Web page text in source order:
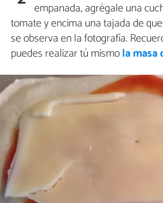
empanada, agrégale una
tomate y encima una tajada de
se observa en la fotografía.
puedes realizar tú mismola masa